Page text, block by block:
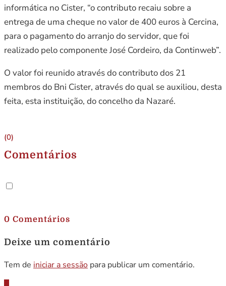
informática no Cister, “o contributo recaiu sobre a
entrega de uma cheque no valor de 400 euros à Cercina,
para o pagamento do arranjo do servidor, que foi
realizado pelo componente José Cordeiro, da Continweb”.
O valor foi reunido através do contributo dos 21
membros do Bni Cister, através do qual se auxiliou, desta
feita, esta instituição, do concelho da Nazaré.
(0)
Comentários
0 Comentários
Deixe um comentário
Tem de iniciar a sessão para publicar um comentário.